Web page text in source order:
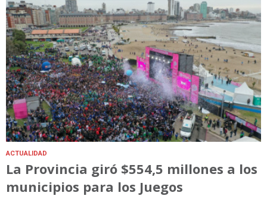
ACTUALIDAD
La Provincia giró $554,5 millones a los
municipios para los Juegos